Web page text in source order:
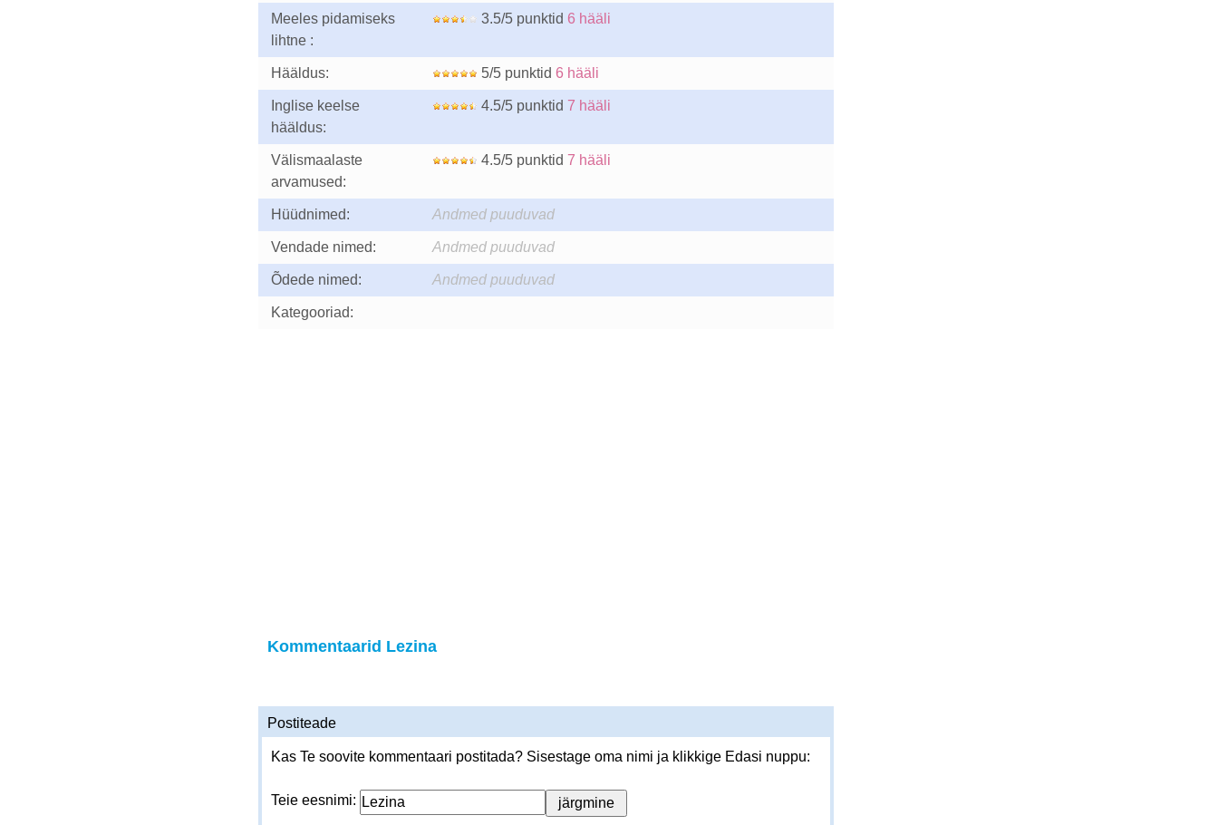
Meeles pidamiseks
lihtne :
3.5/5 punktid 6 hääli
Hääldus: 5/5 punktid 6 hääli
Inglise keelse
hääldus:
4.5/5 punktid 7 hääli
Välismaalaste
arvamused:
4.5/5 punktid 7 hääli
Hüüdnimed: Andmed puuduvad
Vendade nimed: Andmed puuduvad
Õdede nimed: Andmed puuduvad
Kategooriad:
Kommentaarid Lezina
Postiteade
Kas Te soovite kommentaari postitada? Sisestage oma nimi ja klikkige Edasi nuppu:
Teie eesnimi: